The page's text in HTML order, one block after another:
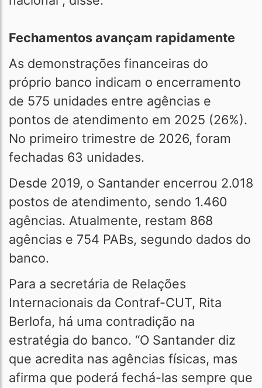
Fechamentos avançam rapidamente
As demonstrações financeiras do
próprio banco indicam o encerramento
de 575 unidades entre agências e
pontos de atendimento em 2025 (26%).
No primeiro trimestre de 2026, foram
fechadas 63 unidades.
Desde 2019, o Santander encerrou 2.018
postos de atendimento, sendo 1.460
agências. Atualmente, restam 868
agências e 754 PABs, segundo dados do
banco.
Para a secretária de Relações
Internacionais da Contraf-CUT, Rita
Berlofa, há uma contradição na
estratégia do banco. “O Santander diz
que acredita nas agências físicas, mas
afirma que poderá fechá-las sempre que